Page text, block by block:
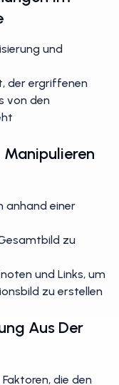
und
der ergriffenen
von den
Manipulieren
anhand einer
zu
und Links, um
zu erstellen
Aus Der
die den